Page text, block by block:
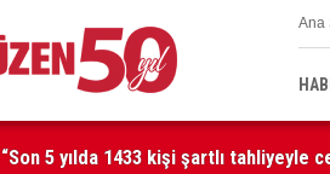
Ana
“Son 5 yılda 1433 kişi şartlı tahliyeyle
48 araç trafikten men edildi, 3 sürücü